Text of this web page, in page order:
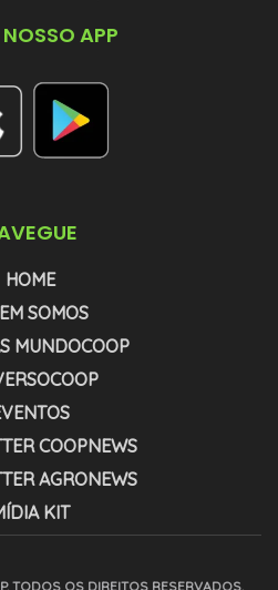
APP
HOME
SOMOS
MUNDOCOOP
COOPNEWS
AGRONEWS
KIT
TODOS OS DIREITOS RESERVADOS.